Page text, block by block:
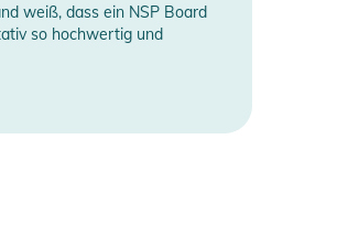
weiß, dass ein NSP Board
so hochwertig und